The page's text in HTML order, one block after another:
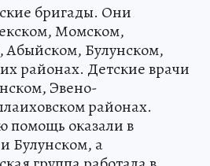
бригады. Они
Момском,
Булунском,
районах. Детские врачи
Эвено-
районах.
помощь оказали в
Булунском, а